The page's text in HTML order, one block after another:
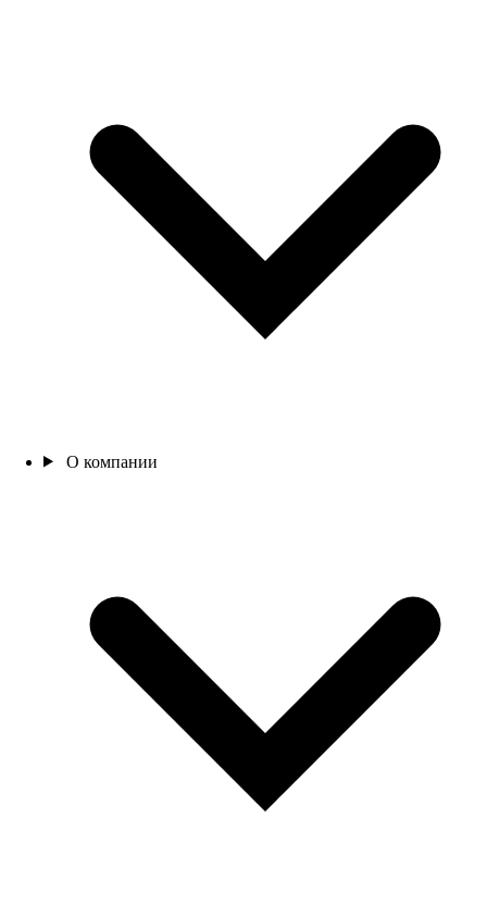
О компании